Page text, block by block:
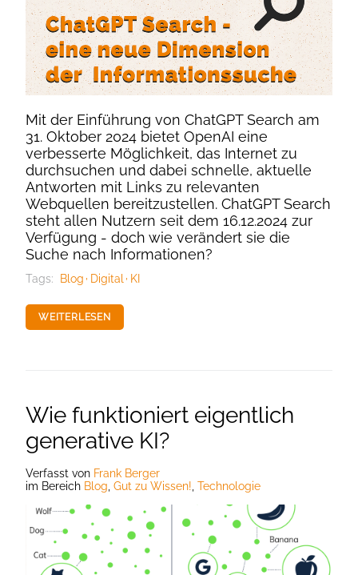
Mit der Einführung von ChatGPT Search am
31. Oktober 2024 bietet OpenAI eine
verbesserte Möglichkeit, das Internet zu
durchsuchen und dabei schnelle, aktuelle
Antworten mit Links zu relevanten
Webquellen bereitzustellen. ChatGPT Search
steht allen Nutzern seit dem 16.12.2024 zur
Verfügung - doch wie verändert sie die
Suche nach Informationen?
Tags: Blog Digital KI
WEITERLESEN
Wie funktioniert eigentlich
generative KI?
Verfasst von Frank Berger
im Bereich Blog Gut zu Wissen! Technologie